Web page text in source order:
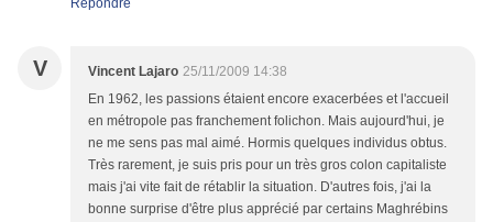
Répondre
V Vincent Lajaro 25/11/2009 14:38
En 1962, les passions étaient encore exacerbées et l'accueil
en métropole pas franchement folichon. Mais aujourd'hui, je
ne me sens pas mal aimé. Hormis quelques individus obtus.
Très rarement, je suis pris pour un très gros colon capitaliste
mais j'ai vite fait de rétablir la situation. D'autres fois, j'ai la
bonne surprise d'être plus apprécié par certains Maghrébins